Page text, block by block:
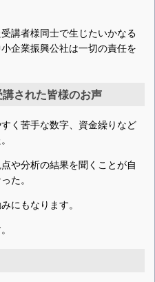
講者様同士で生じたいかなる
企業振興公社は一切の責任を
された皆様のお声
く苦手な数字、資金繰りなど
や分析の結果を聞くことが自
た。
にもなります。